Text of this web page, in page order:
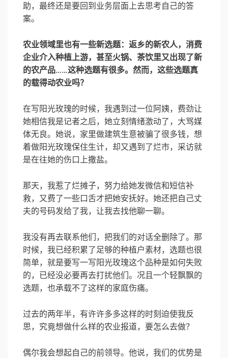
助，最终还是要回到业务层面上去思考自己的答
案。
农业领域里也有一些新选题：返乡的新农人，消费
企业介入种植上游，甚至火锅、茶饮里又出现了新
的农产品……这种选题有很多。然而，这些选题真
的载得动农业吗？
在写阳光玫瑰的时候，我遇到过一位阿姨，费劲让
她相信我是记者之后，她立刻情绪激动了，大骂媒
体无良。她说，家里做建筑生意被骗了很多钱，想
着做阳光玫瑰保住生计，却又遇到了烂市，采访就
是在往她的伤口上撒盐。
那天，我惹了烂摊子，努力给她发微信和短信补
救，又费了一些口舌才把她安抚好。她还把自己丈
夫的号码发给了我，让我去找他聊一聊。
我没有再去联系他们，把我们的对话全删除了。那
时候，我已经积累了足够的种植户素材，选题也很
简单，就是要写一写阳光玫瑰这个品种是如何失败
的，已经没必要再去打扰他们。况且一个轻飘飘的
选题，也承载不了这样的家庭伤痛。
过去的两年半，有许许多多这样的时刻迫使我反
思，究竟想做什么样的农业报道，要怎么去做？
偶尔我会想起自己的前领导。他说，我们的优势是